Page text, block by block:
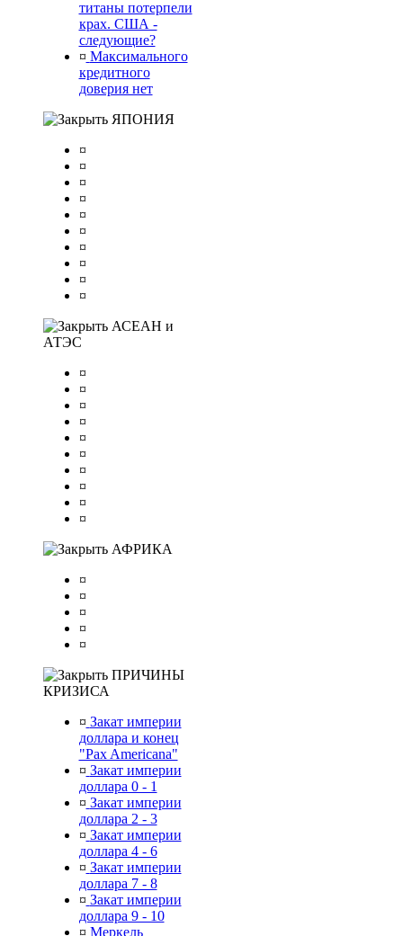
титаны потерпели
крах. США -
следующие?
¤ Максимального
кредитного
доверия нет
ЯПОНИЯ
¤
¤
¤
¤
¤
¤
¤
¤
¤
¤
АСЕАН и
АТЭС
¤
¤
¤
¤
¤
¤
¤
¤
¤
¤
АФРИКА
¤
¤
¤
¤
¤
ПРИЧИНЫ
КРИЗИСА
¤ Закат империи
доллара и конец
"Pax Americana"
¤ Закат империи
доллара 0 - 1
¤ Закат империи
доллара 2 - 3
¤ Закат империи
доллара 4 - 6
¤ Закат империи
доллара 7 - 8
¤ Закат империи
доллара 9 - 10
¤ Меркель